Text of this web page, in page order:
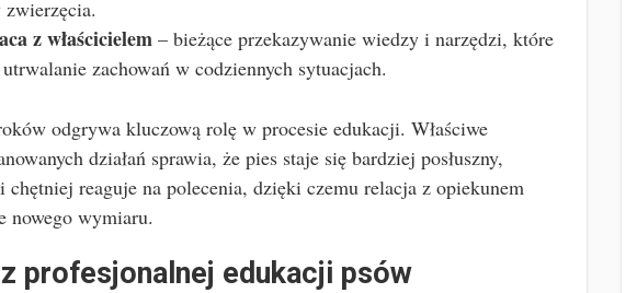
zwierzęcia.
z właścicielem – bieżące przekazywanie wiedzy i narzędzi, które
zachowań w codziennych sytuacjach.
odgrywa kluczową rolę w procesie edukacji. Właściwe
działań sprawia, że pies staje się bardziej posłuszny,
chętniej reaguje na polecenia, dzięki czemu relacja z opiekunem
nowego wymiaru.
profesjonalnej edukacji psów